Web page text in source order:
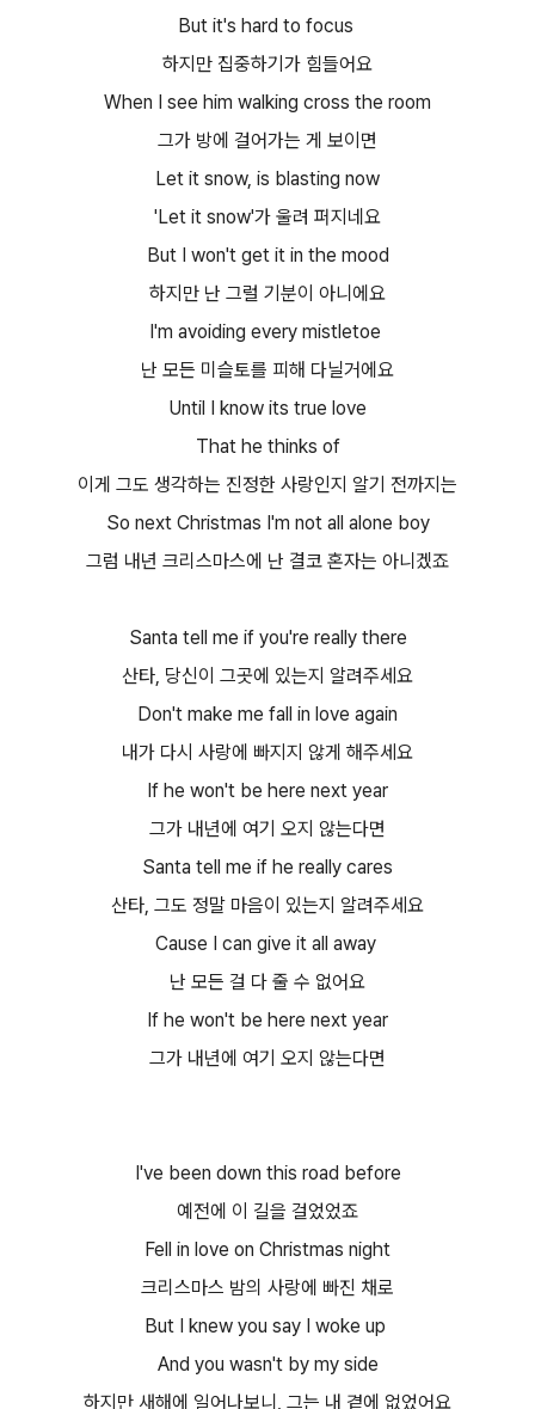
But it's hard to focus
하지만 집중하기가 힘들어요​
When I see him walking cross the room
그가 방에 걸어가는 게 보이면​
Let it snow, is blasting now
'Let it snow'가 울려 퍼지네요​
But I won't get it in the mood
하지만 난 그럴 기분이 아니에요​
I'm avoiding every mistletoe
난 모든 미슬토를 피해 다닐거에요​
Until I know its true love
That he thinks of
이게 그도 생각하는 진정한 사랑인지 알기 전까지는​
So next Christmas I'm not all alone boy
그럼 내년 크리스마스에 난 결코 혼자는 아니겠죠​
Santa tell me if you're really there
산타, 당신이 그곳에 있는지 알려주세요​
Don't make me fall in love again
내가 다시 사랑에 빠지지 않게 해주세요​
If he won't be here next year
그가 내년에 여기 오지 않는다면​
Santa tell me if he really cares
산타, 그도 정말 마음이 있는지 알려주세요​
Cause I can give it all away
난 모든 걸 다 줄 수 없어요​
If he won't be here next year
그가 내년에 여기 오지 않는다면​
I've been down this road before
예전에 이 길을 걸었었죠​
Fell in love on Christmas night
크리스마스 밤의 사랑에 빠진 채로​
But I knew you say I woke up
And you wasn't by my side
하지만 새해에 일어나보니, 그는 내 곁에 없었어요​